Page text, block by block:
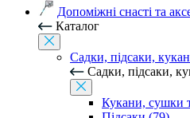
Допоміжні снасті та
Каталог
Садки, підсаки,
Садки, підсаки,
Кукани, сушки